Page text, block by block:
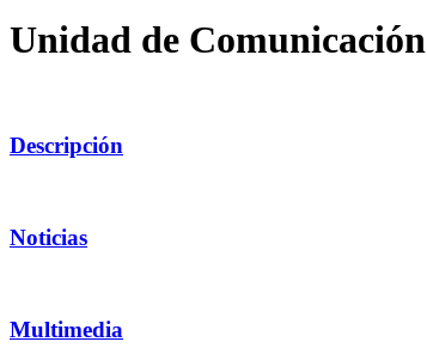
Unidad de Comunicación
Descripción
Noticias
Multimedia